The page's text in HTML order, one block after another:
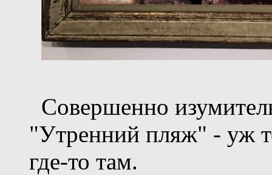
Cовершенно
"Утренний пляж" - уж
где-то там.